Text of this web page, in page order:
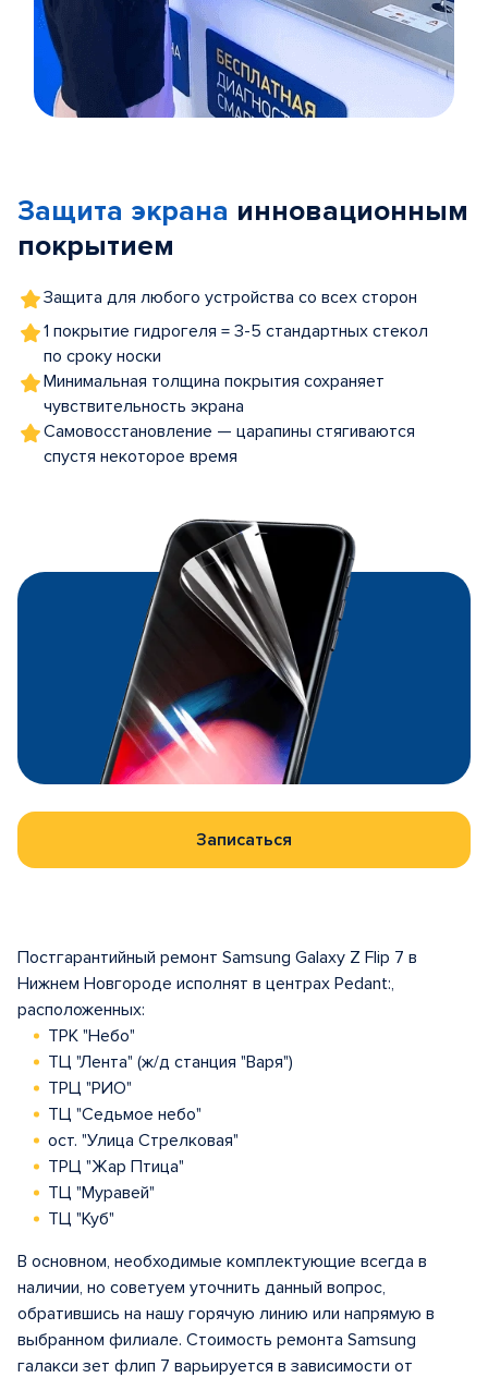
5
Защита экрана инновационным
покрытием
Защита для любого устройства со всех сторон
1 покрытие гидрогеля = 3-5 стандартных стекол
по сроку носки
Минимальная толщина покрытия сохраняет
чувствительность экрана
Самовосстановление — царапины стягиваются
спустя некоторое время
Записаться
Постгарантийный ремонт Samsung Galaxy Z Flip 7 в
Нижнем Новгороде исполнят в центрах Pedant:,
расположенных:
ТРК "Небо"
ТЦ "Лента" (ж/д станция "Варя")
ТРЦ "РИО"
ТЦ "Седьмое небо"
ост. "Улица Стрелковая"
ТРЦ "Жар Птица"
ТЦ "Муравей"
ТЦ "Куб"
В основном, необходимые комплектующие всегда в
наличии, но советуем уточнить данный вопрос,
обратившись на нашу горячую линию или напрямую в
выбранном филиале. Стоимость ремонта Samsung
галакси зет флип 7 варьируется в зависимости от